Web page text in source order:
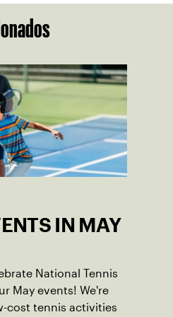
IN MAY
National Tennis
May events! We're
cost tennis activities